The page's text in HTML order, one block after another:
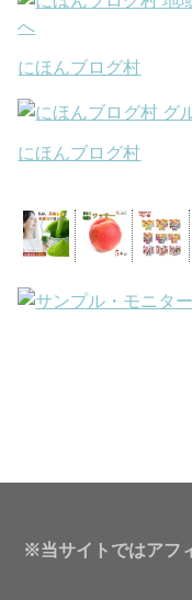
にほんブログ村
にほんブログ村
※当サイトではアフ